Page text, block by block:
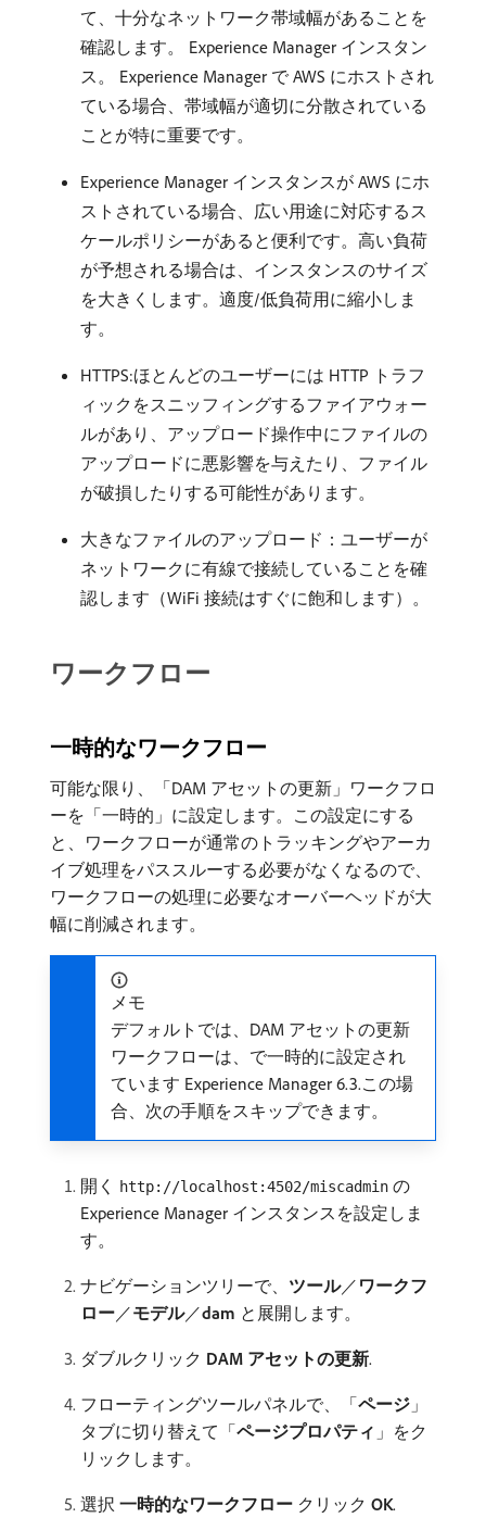
て、十分なネットワーク帯域幅があることを
確認します。 Experience Manager インスタン
ス。 Experience Manager で AWS にホストされ
ている場合、帯域幅が適切に分散されている
ことが特に重要です。
Experience Manager インスタンスが AWS にホ
ストされている場合、広い用途に対応するス
ケールポリシーがあると便利です。高い負荷
が予想される場合は、インスタンスのサイズ
を大きくします。適度/低負荷用に縮小しま
す。
HTTPS:ほとんどのユーザーには HTTP トラフ
ィックをスニッフィングするファイアウォー
ルがあり、アップロード操作中にファイルの
アップロードに悪影響を与えたり、ファイル
が破損したりする可能性があります。
大きなファイルのアップロード：ユーザーが
ネットワークに有線で接続していることを確
認します（WiFi 接続はすぐに飽和します）。
ワークフロー
一時的なワークフロー
可能な限り、「DAM アセットの更新」ワークフロ
ーを「一時的」に設定します。この設定にする
と、ワークフローが通常のトラッキングやアーカ
イブ処理をパススルーする必要がなくなるので、
ワークフローの処理に必要なオーバーヘッドが大
幅に削減されます。
メモ
デフォルトでは、DAM アセットの更新
ワークフローは、で一時的に設定され
ています Experience Manager 6.3.この場
合、次の手順をスキップできます。
開く http://localhost:4502/miscadmin の
Experience Manager インスタンスを設定しま
す。
ナビゲーションツリーで、 ツール／ ワークフ
ロー／モデル／dam と展開します。
ダブルクリック DAM アセットの更新.
フローティングツールパネルで、「ページ 」
タブに切り替えて「ページプロパティ 」をク
リックします。
選択 一時的なワークフロー クリック OK.